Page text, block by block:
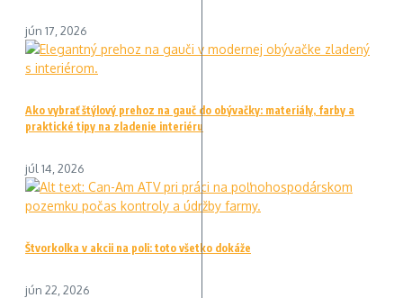
jún 17, 2026
Ako vybrať štýlový prehoz na gauč do obývačky: materiály, farby a
praktické tipy na zladenie interiéru
júl 14, 2026
Štvorkolka v akcii na poli: toto všetko dokáže
jún 22, 2026